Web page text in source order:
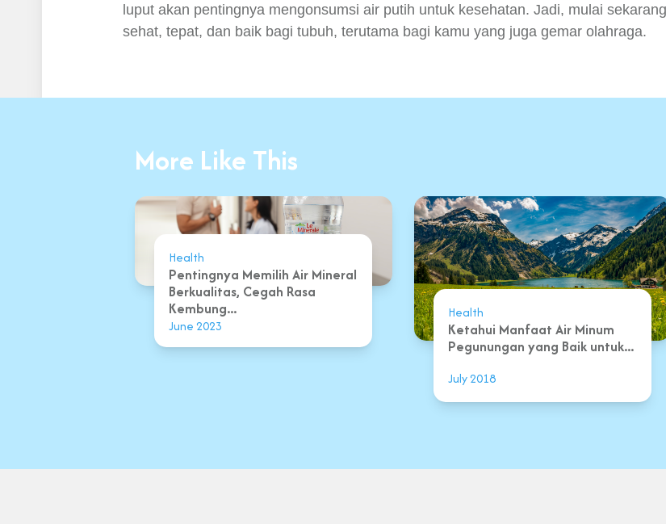
luput akan pentingnya mengonsumsi air putih untuk kesehatan. Jadi, mulai
sehat, tepat, dan baik bagi tubuh, terutama bagi kamu yang juga gemar olahraga.
More Like This
Health
Pentingnya Memilih Air Mineral
Berkualitas, Cegah Rasa
Kembung...
June 2023
Health
Ketahui Manfaat Air Minum
Pegunungan yang Baik untuk...
July 2018